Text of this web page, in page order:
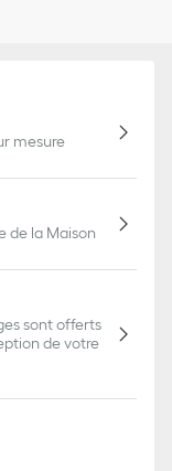
mesure
de la Maison
sont offerts
de votre